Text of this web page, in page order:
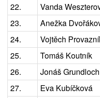
22.
Vanda
23.
Anežka
24.
Vojtěch
25.
Tomáš Koutník
26.
Jonáš Grundloch
27.
Eva Kubíčková